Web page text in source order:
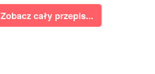
Zobacz cały przepis...